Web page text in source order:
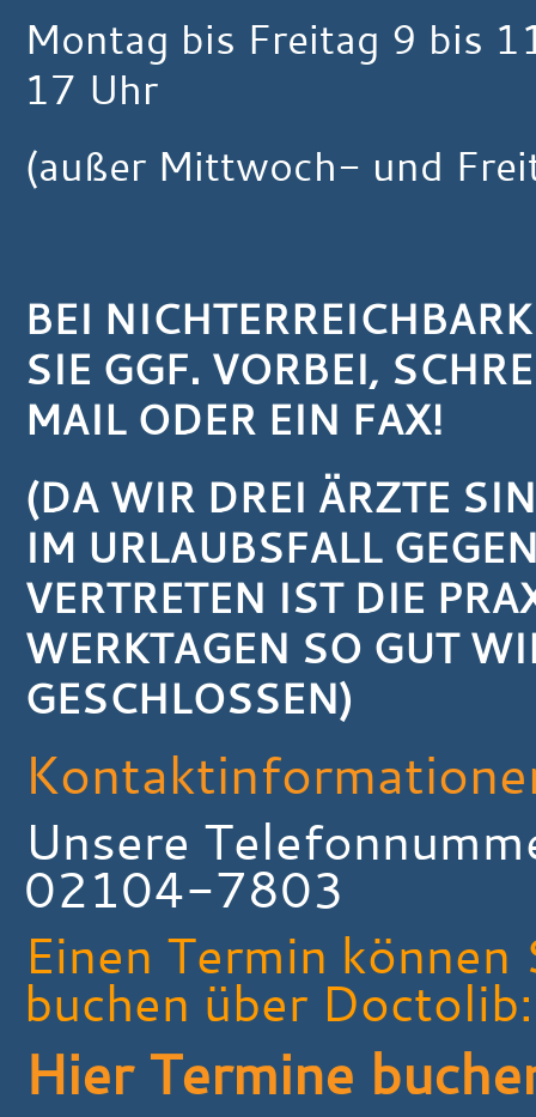
Montag bis Freitag 9 bis
17 Uhr
(außer Mittwoch- und
BEI
SIE GGF. VORBEI,
MAIL ODER EIN FAX!
(DA WIR DREI ÄRZTE
IM URLAUBSFALL
VERTRETEN IST DIE
WERKTAGEN SO GUT
GESCHLOSSEN)
Unsere
02104-7803
Einen Termin können
buchen über
Hier Termine